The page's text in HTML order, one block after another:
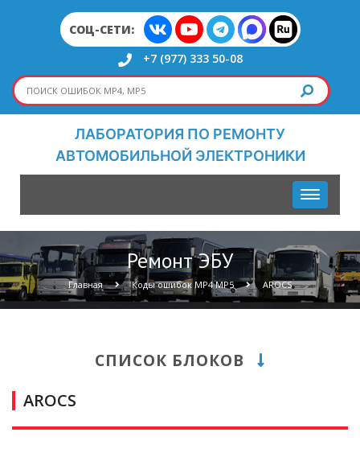
СОЦ-СЕТИ:
+7 (977) 333 50-08
ЛАБОРАТОРИЯ ПО РЕМОНТУ
АВТОМОБИЛЬНОЙ ЭЛЕКТРОНИКИ
Ремонт ЭБУ
Главная Коды ошибок МР4 МР5 AROCS
СПИСОК БЛОКОВ
AROCS